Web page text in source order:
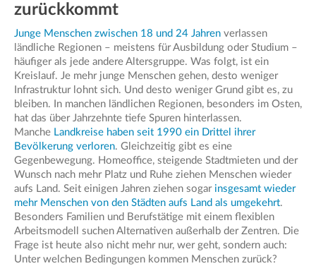
zurückkommt
Junge Menschen zwischen 18 und 24 Jahren verlassen
ländliche Regionen – meistens für Ausbildung oder Studium –
häufiger als jede andere Altersgruppe. Was folgt, ist ein
Kreislauf. Je mehr junge Menschen gehen, desto weniger
Infrastruktur lohnt sich. Und desto weniger Grund gibt es, zu
bleiben. In manchen ländlichen Regionen, besonders im Osten,
hat das über Jahrzehnte tiefe Spuren hinterlassen.
Manche Landkreise haben seit 1990 ein Drittel ihrer
Bevölkerung verloren. Gleichzeitig gibt es eine
Gegenbewegung. Homeoffice, steigende Stadtmieten und der
Wunsch nach mehr Platz und Ruhe ziehen Menschen wieder
aufs Land. Seit einigen Jahren ziehen sogar insgesamt wieder
mehr Menschen von den Städten aufs Land als umgekehrt.
Besonders Familien und Berufstätige mit einem flexiblen
Arbeitsmodell suchen Alternativen außerhalb der Zentren. Die
Frage ist heute also nicht mehr nur, wer geht, sondern auch:
Unter welchen Bedingungen kommen Menschen zurück?